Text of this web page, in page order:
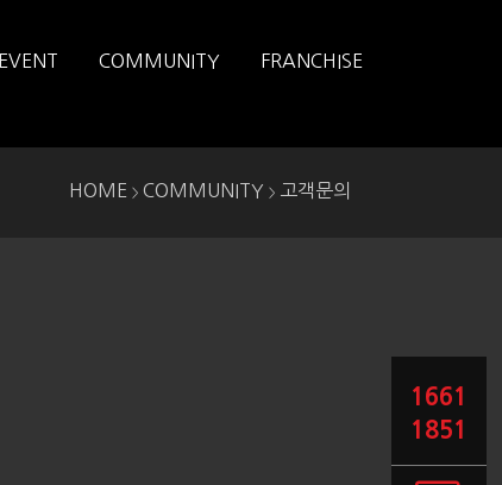
EVENT COMMUNITY FRANCHISE
HOME > COMMUNITY > 고객문의
1661
1851